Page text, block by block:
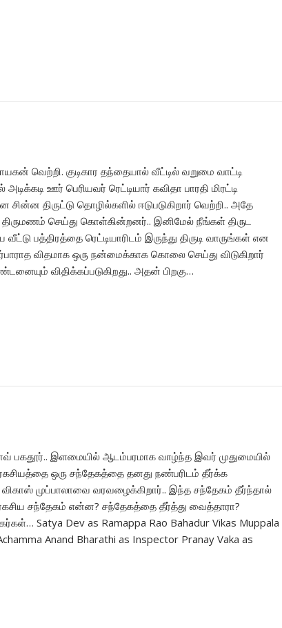
வெற்றி. குடிகார தந்தையால் வீட்டில் வறுமை வாட்டி
ஊர் பெரியவர் ரெட்டியார் கவிதா பாரதி மிரட்டி
திருட்டு தொழில்களில் ஈடுபடுகிறார் வெற்றி.. அதே
திருமணம் செய்து கொள்கின்றனர்.. இனிமேல் நீங்கள் திருட
பத்திரத்தை ரெட்டியாரிடம் இருந்து திருடி வாருங்கள் என
விதமாக ஒரு நன்மைக்காக கொலை செய்து விடுகிறார்
விதிக்கப்படுகிறது.. அதன் பிறகு…
பகதூர்.. இளமையில் ஆடம்பரமாக வாழ்ந்த இவர் முதுமையில்
ஒரு சந்தேகத்தை தனது நண்பரிடம் தீர்க்க
விகாஸ் முப்பாலாவை வரவழைக்கிறார்.. இந்த சந்தேகம் தீர்ந்தால்
சந்தேகம் என்ன? சந்தேகத்தை தீர்த்து வைத்தாரா?
Satya Dev as Ramappa Rao Bahadur Vikas Muppala
Anand Bharathi as Inspector Pranay Vaka as